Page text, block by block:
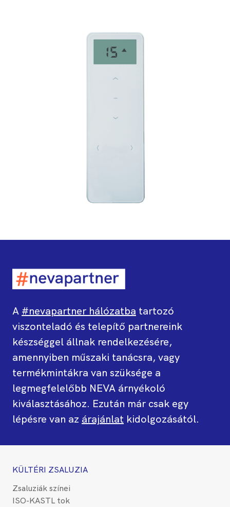
A #nevapartner hálózatba tartozó
viszonteladó és telepítő partnereink
készséggel állnak rendelkezésére,
amennyiben műszaki tanácsra, vagy
termékmintákra van szüksége a
legmegfelelőbb NEVA árnyékoló
kiválasztásához. Ezután már csak egy
lépésre van az árajánlat kidolgozásától.
KÜLTÉRI ZSALUZIA
Zsaluziák színei
ISO-KASTL tok